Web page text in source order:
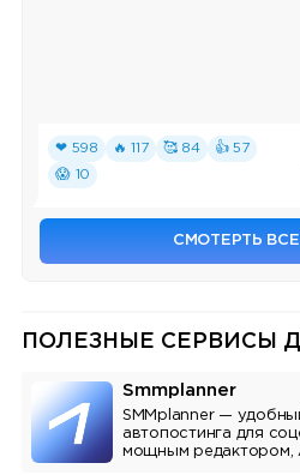
❤ 598 🔥 117 🥰 84
👍 57
😱 10
СМОТЕРТЬ
ПОЛЕЗНЫЕ СЕРВИСЫ
Smmplanner
SMMplanner —
автопостинга для
мощным редактором,